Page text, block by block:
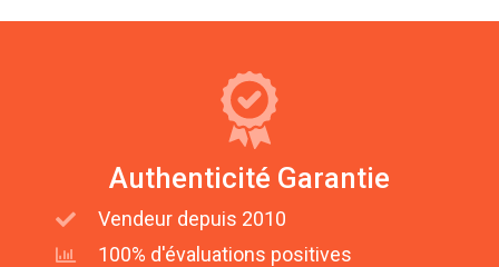
Authenticité Garantie
Vendeur depuis 2010
100% d'évaluations positives